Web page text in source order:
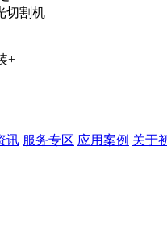
切割机
+
讯 服务专区 应用案例 关于